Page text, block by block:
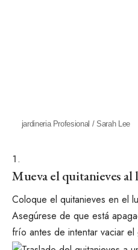
jardineria Profesional / Sarah Lee
Mueva el quitanieves al
Coloque el quitanieves en el
Asegúrese de que está
frío antes de intentar vaciar el